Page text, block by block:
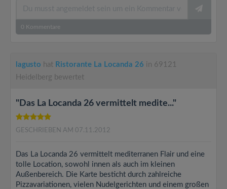
0 Kommentare
lagusto hat Ristorante La Locanda 26 in 69121
Heidelberg bewertet
"Das La Locanda 26 vermittelt medite..."
GESCHRIEBEN AM 07.11.2012
Das La Locanda 26 vermittelt mediterranen Flair und eine
tolle Location, sowohl innen als auch im kleinen
Außenbereich. Die Karte besticht durch zahlreiche
Pizzavariationen, vielen Nudelgerichten und einem großen